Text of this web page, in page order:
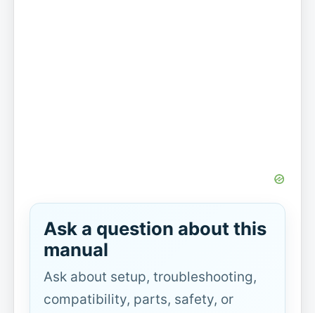
Ask a question about this
manual
Ask about setup, troubleshooting,
compatibility, parts, safety, or